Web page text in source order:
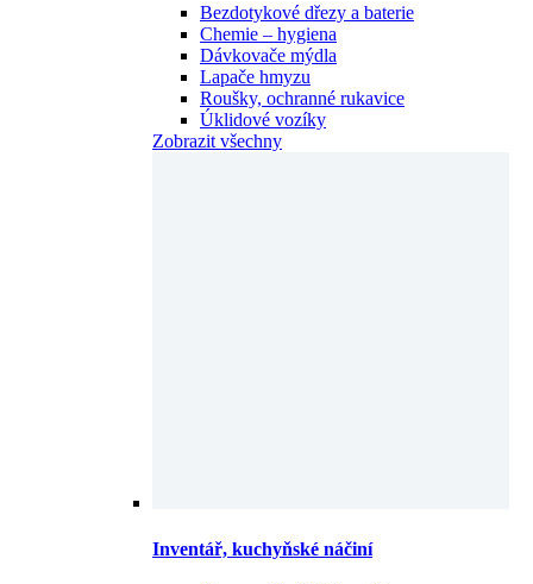
Bezdotykové dřezy a baterie
Chemie – hygiena
Dávkovače mýdla
Lapače hmyzu
Roušky, ochranné rukavice
Úklidové vozíky
Zobrazit všechny
Inventář, kuchyňské náčiní